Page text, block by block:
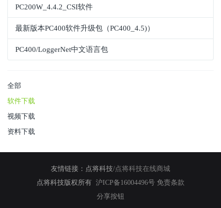
PC200W_4.4.2_CSI软件
最新版本PC400软件升级包（PC400_4.5)）
PC400/LoggerNet中文语言包
全部
软件下载
视频下载
资料下载
友情链接： 点将科技/点将科技在线商城
点将科技版权所有 沪ICP备16004496号 免责条款
分享按钮